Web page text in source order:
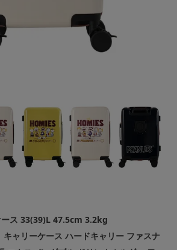
ース 33(39)L 47.5cm 3.2kg
ャリーケース ハードキャリー ファスナ